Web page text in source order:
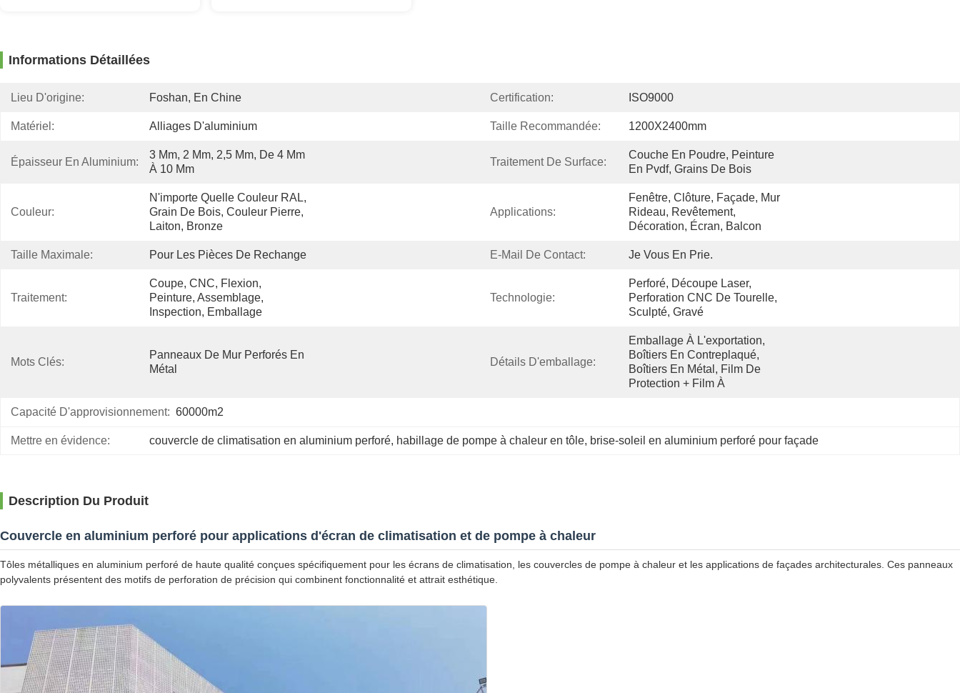
Informations Détaillées
Lieu D'origine: Foshan, En Chine Certification: ISO9000
Matériel: Alliages D'aluminium Taille Recommandée: 1200X2400mm
Épaisseur En Aluminium:
3 Mm, 2 Mm, 2,5 Mm, De 4 Mm
À 10 Mm
Traitement De Surface:
Couche En Poudre, Peinture
En Pvdf, Grains De Bois
Couleur:
N'importe Quelle Couleur RAL,
Grain De Bois, Couleur Pierre,
Laiton, Bronze
Applications:
Fenêtre, Clôture, Façade, Mur
Rideau, Revêtement,
Décoration, Écran, Balcon
Taille Maximale: Pour Les Pièces De Rechange E-Mail De Contact: Je Vous En Prie.
Traitement:
Coupe, CNC, Flexion,
Peinture, Assemblage,
Inspection, Emballage
Technologie:
Perforé, Découpe Laser,
Perforation CNC De Tourelle,
Sculpté, Gravé
Mots Clés:
Panneaux De Mur Perforés En
Métal
Détails D'emballage:
Emballage À L'exportation,
Boîtiers En Contreplaqué,
Boîtiers En Métal, Film De
Protection + Film À
Capacité D'approvisionnement: 60000m2
Mettre en évidence: couvercle de climatisation en aluminium perforé, habillage de pompe à chaleur en tôle, brise-soleil en aluminium perforé pour façade
Description Du Produit
Couvercle en aluminium perforé pour applications d'écran de climatisation et de pompe à chaleur
Tôles métalliques en aluminium perforé de haute qualité conçues spécifiquement pour les écrans de climatisation, les couvercles de pompe à chaleur et les applications de façades architecturales. Ces panneaux
polyvalents présentent des motifs de perforation de précision qui combinent fonctionnalité et attrait esthétique.